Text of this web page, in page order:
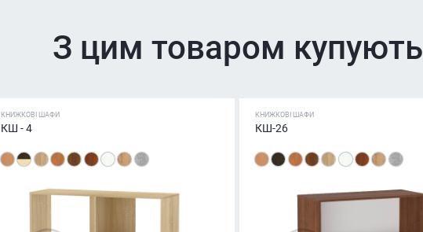
З цим товаром купують
КНИЖКОВІ ШАФИ
КШ - 4
КНИЖКОВІ ШАФИ
КШ-26